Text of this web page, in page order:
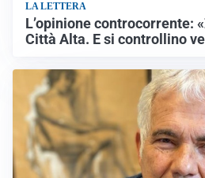
LA LETTERA
L’opinione controcorrente:
Città Alta. E si controllino